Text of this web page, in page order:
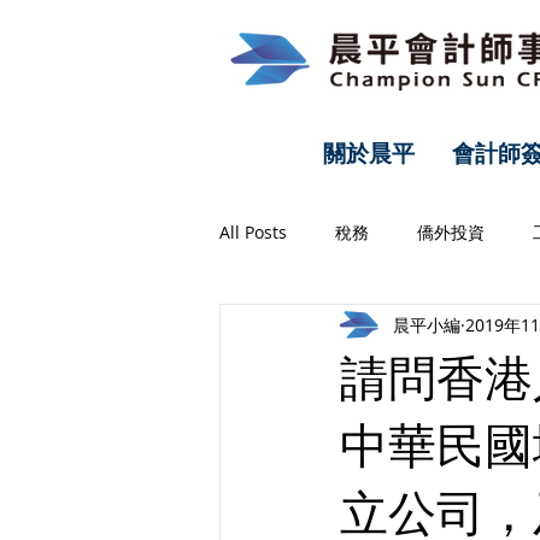
關於晨平 會計師
All Posts 稅務 僑外投資
勞務
請問香
中華民
立公司
晨平小編 2019年